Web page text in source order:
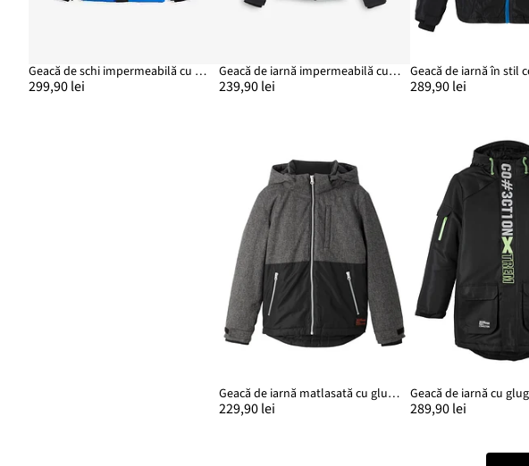
Geacă de schi impermeabilă cu căptușeală călduroasă
299,90 lei
Geacă de iarnă impermeabilă cu glugă, model colorblocking
239,90 lei 289,90 lei
Geacă de iarnă matlasată cu glugă, model colorblocking
229,90 lei 289,90 lei